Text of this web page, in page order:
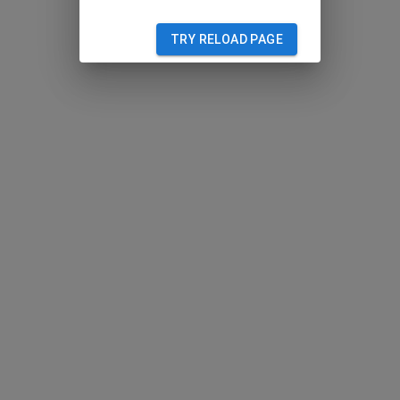
TRY RELOAD PAGE